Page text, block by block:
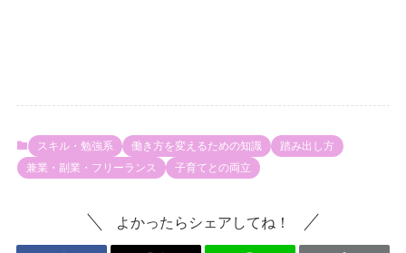
スキル・勉強系 働き方を変えるための知識
踏み出し方
兼業・副業・フリーランス
子育てとの両立
よかったらシェアしてね！